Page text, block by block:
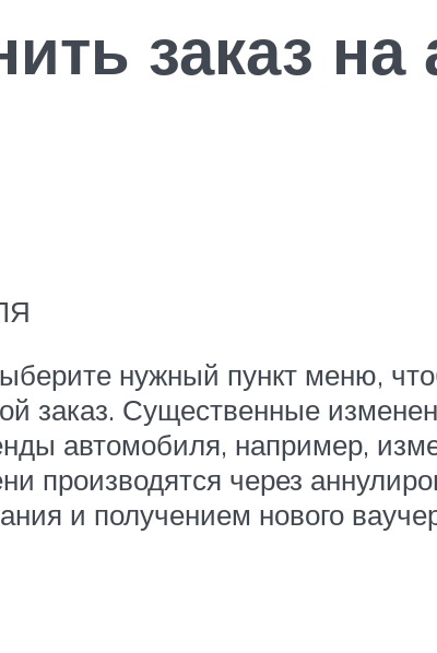
заказ на
нужный пункт меню,
заказ. Существенные
автомобиля, например,
производятся через
и получением нового